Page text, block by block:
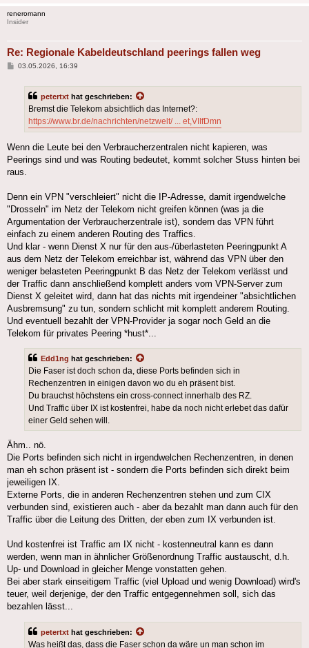
reneromann
Insider
Re: Regionale Kabeldeutschland peerings fallen weg
Beitrag
03.05.2026, 16:39
petertxt hat geschrieben:
Bremst die Telekom absichtlich das Internet?:
https://www.br.de/nachrichten/netzwelt/ ... et,VIIfDmn
Wenn die Leute bei den Verbraucherzentralen nicht kapieren, was
Peerings sind und was Routing bedeutet, kommt solcher Stuss hinten bei
raus.
Denn ein VPN "verschleiert" nicht die IP-Adresse, damit irgendwelche
"Drosseln" im Netz der Telekom nicht greifen können (was ja die
Argumentation der Verbraucherzentrale ist), sondern das VPN führt
einfach zu einem anderen Routing des Traffics.
Und klar - wenn Dienst X nur für den aus-/überlasteten Peeringpunkt A
aus dem Netz der Telekom erreichbar ist, während das VPN über den
weniger belasteten Peeringpunkt B das Netz der Telekom verlässt und
der Traffic dann anschließend komplett anders vom VPN-Server zum
Dienst X geleitet wird, dann hat das nichts mit irgendeiner "absichtlichen
Ausbremsung" zu tun, sondern schlicht mit komplett anderem Routing.
Und eventuell bezahlt der VPN-Provider ja sogar noch Geld an die
Telekom für privates Peering *hust*...
Edd1ng hat geschrieben:
Die Faser ist doch schon da, diese Ports befinden sich in
Rechenzentren in einigen davon wo du eh präsent bist.
Du brauchst höchstens ein cross-connect innerhalb des RZ.
Und Traffic über IX ist kostenfrei, habe da noch nicht erlebet das dafür
einer Geld sehen will.
Ähm.. nö.
Die Ports befinden sich nicht in irgendwelchen Rechenzentren, in denen
man eh schon präsent ist - sondern die Ports befinden sich direkt beim
jeweiligen IX.
Externe Ports, die in anderen Rechenzentren stehen und zum CIX
verbunden sind, existieren auch - aber da bezahlt man dann auch für den
Traffic über die Leitung des Dritten, der eben zum IX verbunden ist.
Und kostenfrei ist Traffic am IX nicht - kostenneutral kann es dann
werden, wenn man in ähnlicher Größenordnung Traffic austauscht, d.h.
Up- und Download in gleicher Menge vonstatten gehen.
Bei aber stark einseitigem Traffic (viel Upload und wenig Download) wird's
teuer, weil derjenige, der den Traffic entgegennehmen soll, sich das
bezahlen lässt...
petertxt hat geschrieben:
Was heißt das, dass die Faser schon da wäre un man schon im